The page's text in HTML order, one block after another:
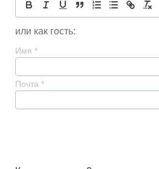
или как гость:
Имя *
Почта *